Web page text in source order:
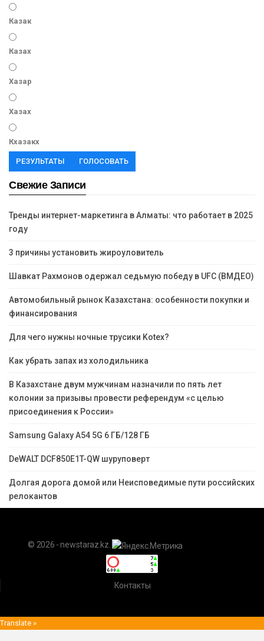
Казак
Казах
Хазар
Хазах
Кхазакх
РЕЗУЛЬТАТЫ ГОЛОСОВАТЬ
Свежие Записи
Тренды интернет-маркетинга в Алматы: что работает в 2025
году
3 причины установить жироуловитель
Шавкат Рахмонов одержал седьмую победу в UFC (ВМДЕО)
Автомобильный рынок Казахстана: особенности покупки и
финансирования
Для чего нужны ночные трусики Kotex?
Как убрать запах из холодильника
В Казахстане двум мужчинам назначили по пять лет
колонии за призывы провести референдум «с целью
присоединения к России»
Samsung Galaxy A54 5G 6 ГБ/128 ГБ
DeWALT DCF850E1T-QW шуруповерт
Долгая дорога домой или Неисповедимые пути российских
релокантов
© 2026 - newstaraz.kz.
Контакты
Translate »